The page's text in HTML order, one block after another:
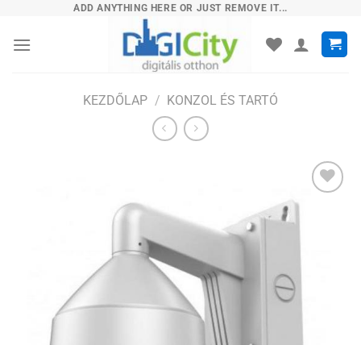
content
ADD ANYTHING HERE OR JUST REMOVE IT...
KEZDŐLAP / KONZOL ÉS TARTÓ
Hozzáadás